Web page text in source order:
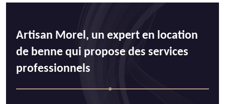
Artisan Morel, un expert en location
de benne qui propose des services
professionnels